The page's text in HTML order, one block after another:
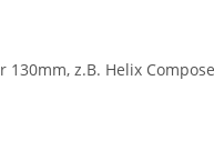
z.B. Helix Compose